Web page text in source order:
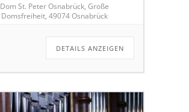
Dom St. Peter Osnabrück, Große
Domsfreiheit, 49074 Osnabrück
DETAILS ANZEIGEN